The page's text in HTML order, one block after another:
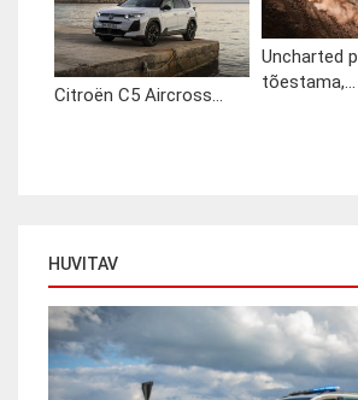
Citroën C5 Aircross...
Uncharted
tõestama,...
HUVITAV